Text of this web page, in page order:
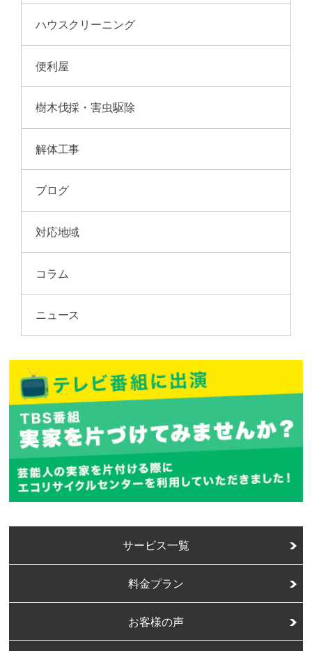
ハウスクリーニング
便利屋
樹木伐採・害虫駆除
解体工事
ブログ
対応地域
コラム
ニュース
サービス一覧
料金プラン
お客様の声